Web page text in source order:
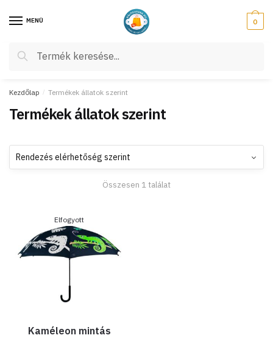
MENÜ
Keresés
Keresés
0
Kezdőlap / Termékek állatok szerint
Termékek állatok szerint
Összesen 1 találat
Elfogyott
Kaméleon mintás